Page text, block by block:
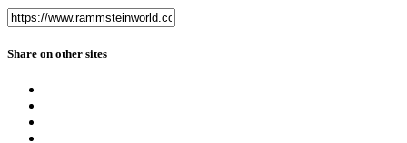
Share on other sites